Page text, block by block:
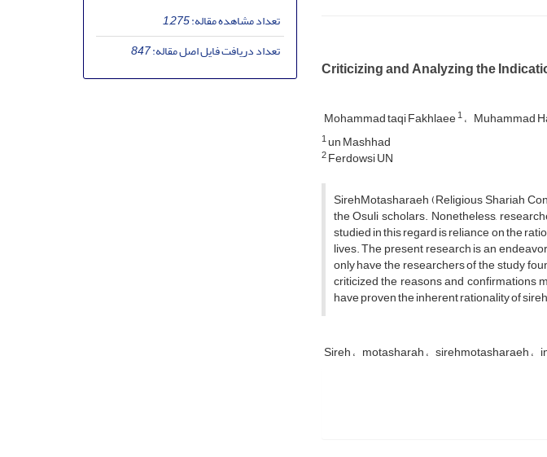
Criticizing and Analyzing the
Mohammad taqi Fakhlaee1 Muhammad
1un Mashhad
2Ferdowsi UN
SirehMotasharaeh (Religious Shariah
the Osuli scholars. Nonetheless,
studied in this regard is reliance on the
lives. The present research is an
only have the researchers of the study
criticized the reasons and confirmations
have proven the inherent rationality of
Sireh motasharah sirehmotasharaeh
تعداد مشاهده مقاله:1,275
تعداد دریافت فایل اصل مقاله:847